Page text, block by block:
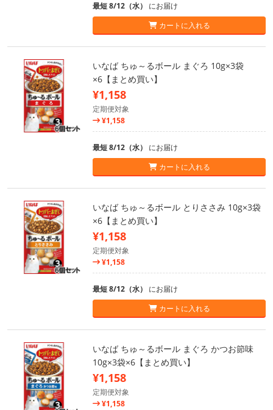
最短 8/12（水） にお届け
カートに入れる
いなば ちゅ～るボール まぐろ 10g×3袋
×6【まとめ買い】
¥1,158
定期便対象
¥1,158
最短 8/12（水） にお届け
カートに入れる
いなば ちゅ～るボール とりささみ 10g×3袋
×6【まとめ買い】
¥1,158
定期便対象
¥1,158
最短 8/12（水） にお届け
カートに入れる
いなば ちゅ～るボール まぐろ かつお節味
10g×3袋×6【まとめ買い】
¥1,158
定期便対象
¥1,158